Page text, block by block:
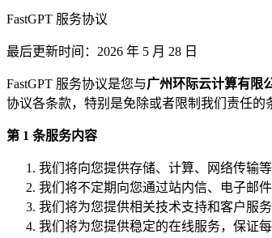
FastGPT 服务协议
最后更新时间：2026 年 5 月 28 日
FastGPT 服务协议是您与广州环际云计算有限
协议各条款，特别是免除或者限制我们责任的
第 1 条服务内容
我们将向您提供存储、计算、网络传输
我们将不定期向您通过站内信、电子邮
我们将为您提供相关技术支持和客户服
我们将为您提供稳定的在线服务，保证